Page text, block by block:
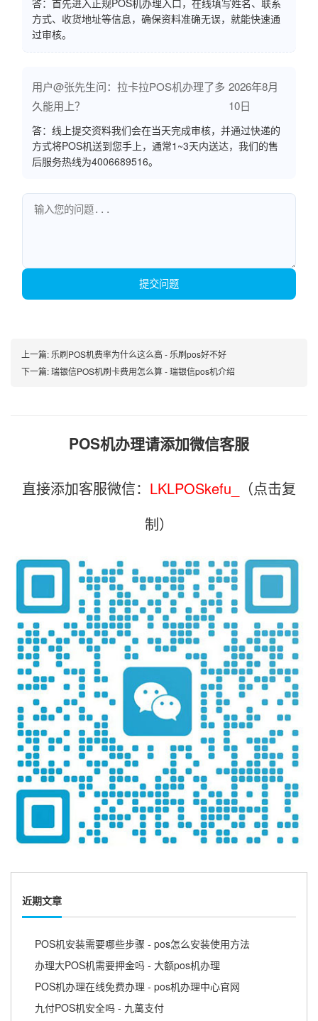
答：首先进入正规POS机办理入口，在线填写姓名、联系
方式、收货地址等信息，确保资料准确无误，就能快速通
过审核。
用户@张先生问：拉卡拉POS机办理了多
久能用上？
2026年8月
10日
答：线上提交资料我们会在当天完成审核，并通过快递的
方式将POS机送到您手上，通常1~3天内送达，我们的售
后服务热线为4006689516。
提交问题
上一篇: 乐刷POS机费率为什么这么高 - 乐刷pos好不好
下一篇:瑞银信POS机刷卡费用怎么算 - 瑞银信pos机介绍
POS机办理请添加微信客服
直接添加客服微信： LKLPOSkefu_
（点击复
制）
近期文章
POS机安装需要哪些步骤 - pos怎么安装使用方法
办理大POS机需要押金吗 - 大额pos机办理
POS机办理在线免费办理 - pos机办理中心官网
九付POS机安全吗 - 九萬支付